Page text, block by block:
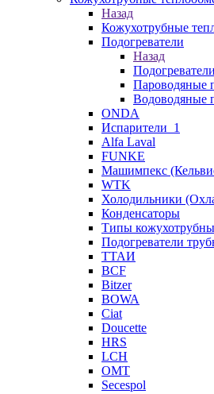
Назад
Кожухотрубные
Подогреватели
Назад
Подогреватели
Пароводяные
Водоводяные
ONDA
Испарители_1
Alfa Laval
FUNKE
Машимпекс
WTK
Холодильники
Конденсаторы
Типы
Подогреватели
ТТАИ
BCF
Bitzer
BOWA
Ciat
Doucette
HRS
LCH
OMT
Secespol